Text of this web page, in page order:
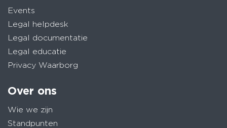
Events
Legal helpdesk
Legal documentatie
Legal educatie
Privacy Waarborg
Over ons
Wie we zijn
Standpunten